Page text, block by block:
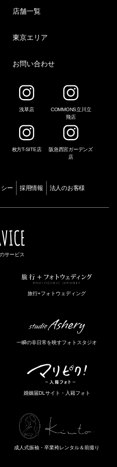
店舗一覧
東京エリア
お問い合わせ
浅草店
COMMONS立川立
飛店
枚方T-SITE店
阪急西宮ガーデンズ
店
ー 採用情報 法人のお客様
サービス
旅行+フォトウェディング
一瞬の非日常を映すフォトスタジオ
婚姻届DLサイト・入籍フォト
成人式振袖・卒業袴レンタル＆前撮り